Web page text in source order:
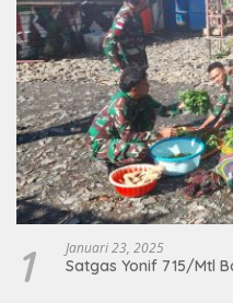
1 Januari 23, 2025
Satgas Yonif 715/Mtl